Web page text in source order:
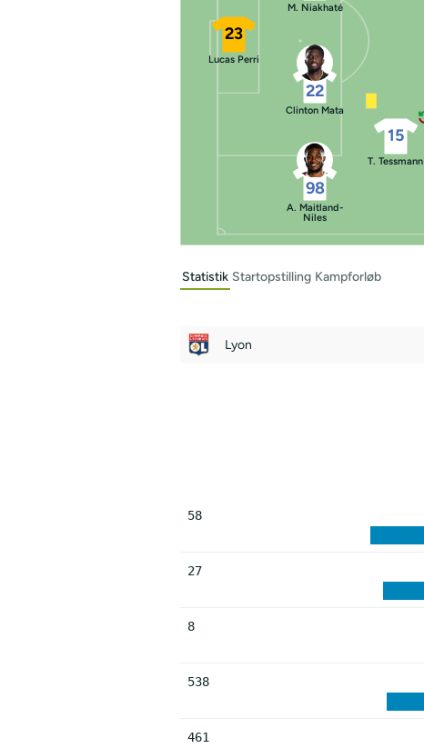
23
Lucas Perri
M. Niakhaté
22
Clinton Mata
98
A. Maitland-
Niles
15
T. Tessmann
Statistik Startopstilling Kampforløb
Lyon
58
27
8
538
461